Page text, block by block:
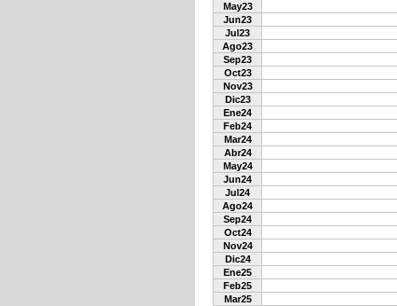
May23
Jun23
Jul23
Ago23
Sep23
Oct23
Nov23
Dic23
Ene24
Feb24
Mar24
Abr24
May24
Jun24
Jul24
Ago24
Sep24
Oct24
Nov24
Dic24
Ene25
Feb25
Mar25